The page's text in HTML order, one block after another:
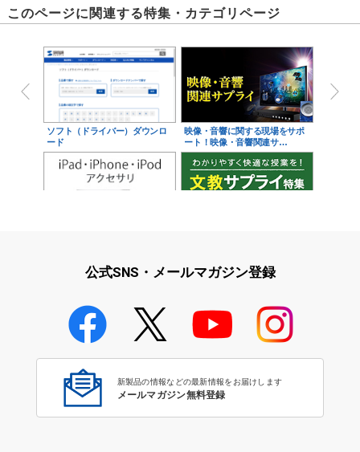
このページに関連する特集・カテゴリページ
ソフト（ドライバー）ダウンロ
ード
映像・音響に関する現場をサポ
ート！映像・音響関連サ…
学校教育のICT環境整備特集
公式SNS・メールマガジン登録
新製品の情報などの最新情報をお届けします
メールマガジン無料登録